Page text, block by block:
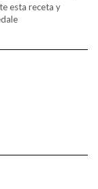
esta receta y